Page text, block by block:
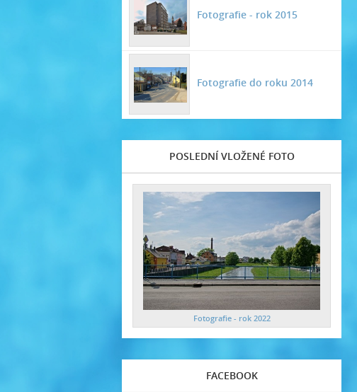
Fotografie - rok 2015
Fotografie do roku 2014
POSLEDNÍ VLOŽENÉ FOTO
Fotografie - rok 2022
FACEBOOK